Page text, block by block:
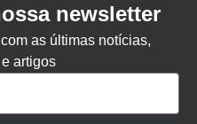
newsletter
as últimas notícias,
artigos